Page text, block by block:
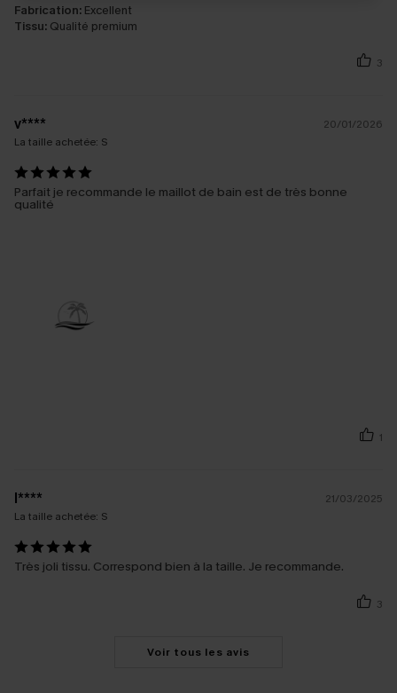
Fabrication: Excellent
Tissu: Qualité premium
3
v****
20/01/2026
La taille achetée: S
Parfait je recommande le maillot de bain est de très bonne
qualité
1
l****
21/03/2025
La taille achetée: S
Très joli tissu. Correspond bien à la taille. Je recommande.
3
Voir tous les avis